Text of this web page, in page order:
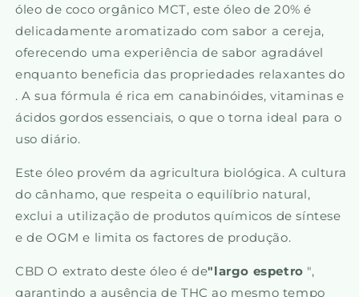
óleo de coco orgânico MCT, este óleo de 20% é
delicadamente aromatizado com sabor a cereja,
oferecendo uma experiência de sabor agradável
enquanto beneficia das propriedades relaxantes do
. A sua fórmula é rica em canabinóides, vitaminas e
ácidos gordos essenciais, o que o torna ideal para o
uso diário.
Este óleo provém da agricultura biológica. A cultura
do cânhamo, que respeita o equilíbrio natural,
exclui a utilização de produtos químicos de síntese
e de OGM e limita os factores de produção.
CBD O extrato deste óleo é de"largo espetro ",
garantindo a ausência de THC ao mesmo tempo